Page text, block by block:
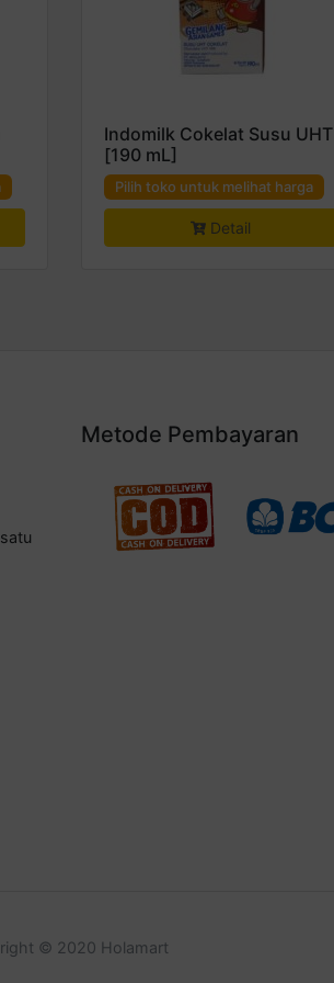
Indomilk Cokelat Susu UHT
[190 mL]
Pilih toko untuk melihat harga
Detail
Metode Pembayaran
© 2020 Holamart